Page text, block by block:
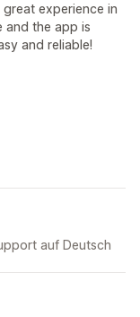
great experience in
and the app is
and reliable!
auf Deutsch